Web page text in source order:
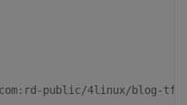
public/4linux/blog-